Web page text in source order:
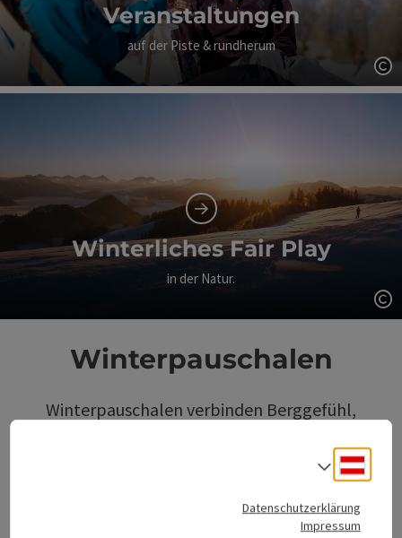
Veranstaltungen
auf der Piste & rundherum
Winterliches Fair Play
in der Natur.
Winterpauschalen
Winterpauschalen verbinden Berggefühl,
Adventerlebnissen. Alles nah beieinander,
alles aus einem Guss: aktiv draußen,
Datenschutzerklärung
Impressum